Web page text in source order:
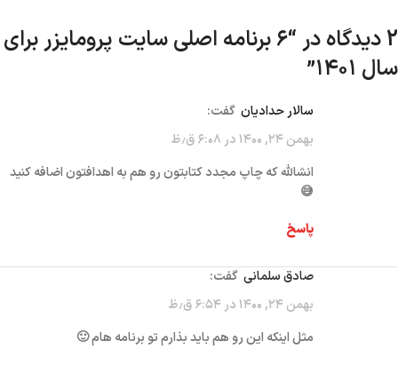
2 دیدگاه در “
۶ برنامه اصلی سایت پرومایزر برای
سال ۱۴۰۱
”
سالار حدادیان گفت:
بهمن ۲۴, ۱۴۰۰ در ۶:۰۸ ق٫ظ
انشالله که چاپ مجدد کتابتون رو هم به اهدافتون اضافه کنید
😅
پاسخ
صادق سلمانی گفت:
بهمن ۲۴, ۱۴۰۰ در ۶:۵۴ ق٫ظ
مثل اینکه این رو هم باید بذارم تو برنامه هام 🙂